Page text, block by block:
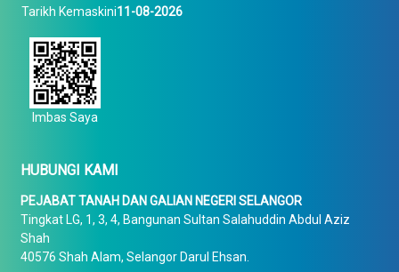
Tarikh Kemaskini11-08-2026
Imbas Saya
HUBUNGI KAMI
PEJABAT TANAH DAN GALIAN NEGERI SELANGOR
Tingkat LG, 1, 3, 4, Bangunan Sultan Salahuddin Abdul Aziz
Shah
40576 Shah Alam, Selangor Darul Ehsan.